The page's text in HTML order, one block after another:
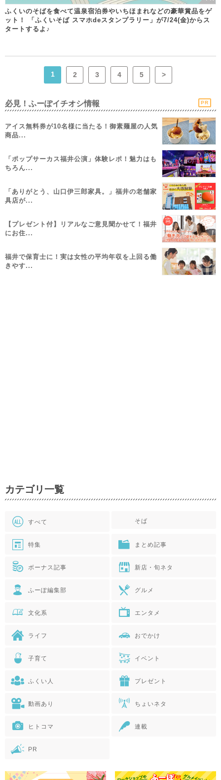
ふくいのそばを食べて温泉宿泊券やいちほまれなどの豪華賞品をゲ
ット！ 「ふくいそば スマホdeスタンプラリー」が7/24(金)からス
タートするよ♪
1 2 3 4 5 >
必見！ふーぽイチオシ情報 PR
アイス無料券が10名様に当たる！御素麺屋の人気
商品...
「ポップサーカス福井公演」体験レポ！魅力はも
ちろん...
「ありがとう、山口伊三郎家具。」福井の老舗家
具店が...
【プレゼント付】リアルなご意見聞かせて！福井
にお住...
福井で保育士に！実は女性の平均年収を上回る働
きやす...
カテゴリ一覧
すべて そば
特集 まとめ記事
ボーナス記事 新店・旬ネタ
ふーぽ編集部 グルメ
文化系 エンタメ
ライフ おでかけ
子育て イベント
ふくい人 プレゼント
動画あり ちょいネタ
ヒトコマ 連載
PR